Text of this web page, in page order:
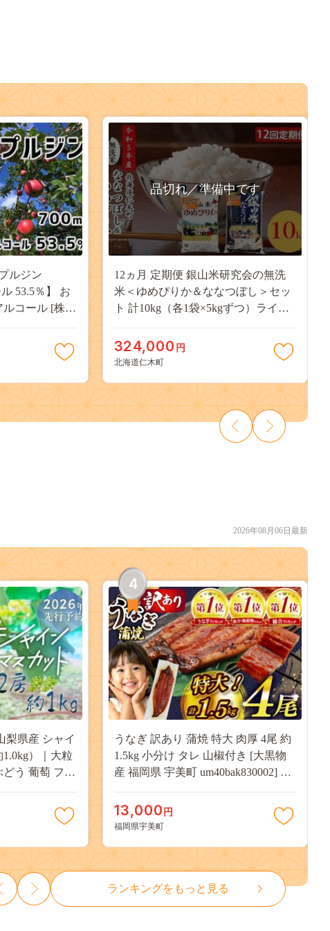
ルジン
53.5％】 お
ルコール [株式
品切れ／準備中です
12ヵ月 定期便 銀山米研究会の無洗
米＜ゆめぴりか＆ななつぼし＞セッ
ト 計10kg（各1袋×5kgずつ）ライス
当 北海道産 産地直送 ご飯 時短 朝ご
はん 夜ごはん 昼ごはん [株式会社 松
324,000 円
北海道仁木町
2026年08月06日最新
梨県産 シャイ
）｜大粒
う 葡萄 フル
4
うなぎ 訳あり 蒲焼 特大 肉厚 4尾 約
1.5kg 小分け タレ 山椒付き [大黒物
産 福岡県 宇美町 um40bak830002] 不
うなぎ蒲焼 鰻蒲焼き 蒲焼き かば焼
き 真空パック 個包装 冷凍 13000
13,000 円
福岡県宇美町
ランキングをもっと見る